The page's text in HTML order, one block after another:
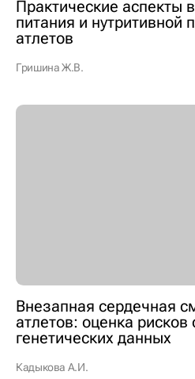
Практические аспекты
питания и нутритивной
атлетов
Гришина Ж.В.
Внезапная сердечная
атлетов: оценка рисков
генетических данных
Кадыкова А.И.